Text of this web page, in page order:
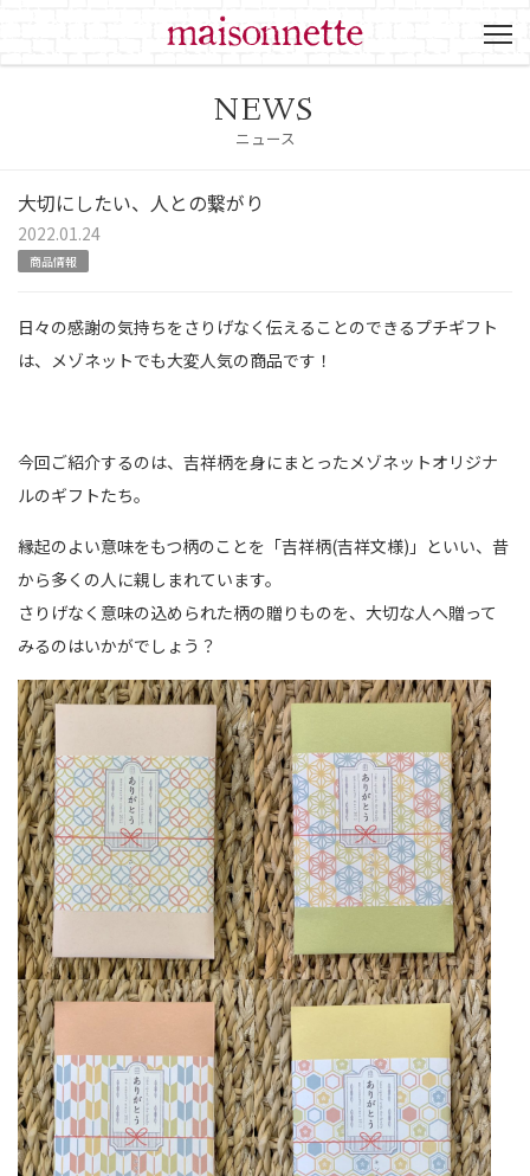
NEWS
ニュース
大切にしたい、人との繋がり
2022.01.24
商品情報
日々の感謝の気持ちをさりげなく伝えることのできるプチギフト
は、メゾネットでも大変人気の商品です！
今回ご紹介するのは、吉祥柄を身にまとったメゾネットオリジナ
ルのギフトたち。
縁起のよい意味をもつ柄のことを「吉祥柄(吉祥文様)」といい、昔
から多くの人に親しまれています。
さりげなく意味の込められた柄の贈りものを、大切な人へ贈って
みるのはいかがでしょう？